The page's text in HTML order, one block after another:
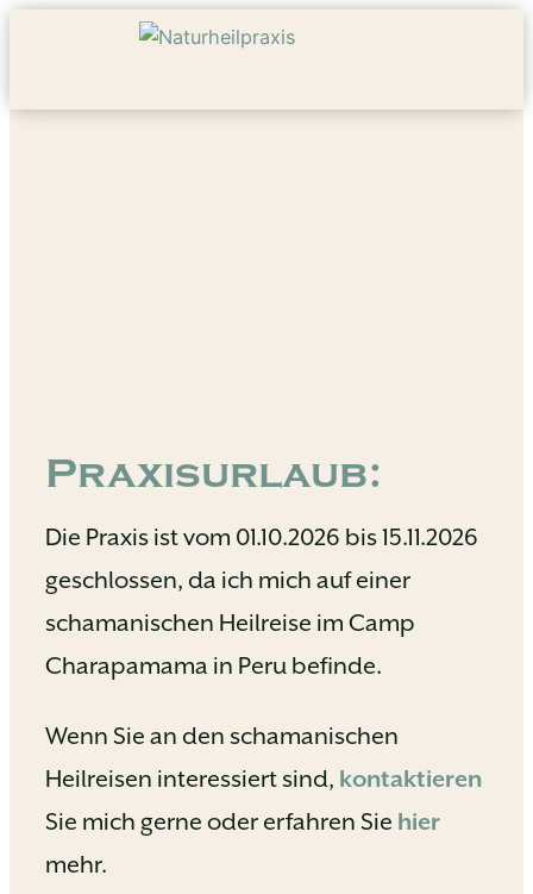
Praxisurlaub:
Die Praxis ist vom 01.10.2026 bis 15.11.2026
geschlossen, da ich mich auf einer
schamanischen Heilreise im Camp
Charapamama in Peru befinde.
Wenn Sie an den schamanischen
Heilreisen interessiert sind, kontaktieren
Sie mich gerne oder erfahren Sie hier
mehr.